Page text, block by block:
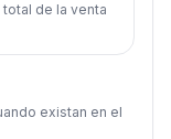
de la venta
existan en el